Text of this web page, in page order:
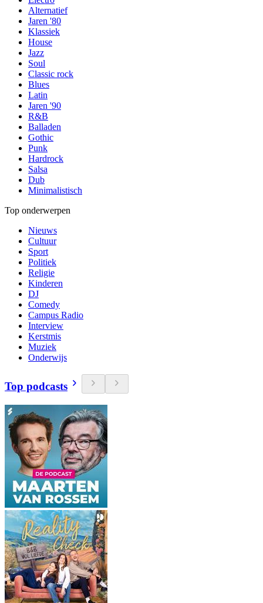
Alternatief
Jaren '80
Klassiek
House
Jazz
Soul
Classic rock
Blues
Latin
Jaren '90
R&B
Balladen
Gothic
Punk
Hardrock
Salsa
Dub
Minimalistisch
Top onderwerpen
Nieuws
Cultuur
Sport
Politiek
Religie
Kinderen
DJ
Comedy
Campus Radio
Interview
Kerstmis
Muziek
Onderwijs
Top podcasts